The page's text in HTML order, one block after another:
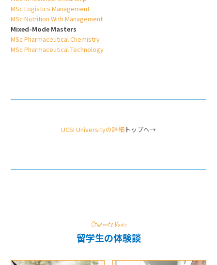
MSc Logistics Management
MSc Nutrition With Management
Mixed-Mode Masters
MSc Pharmaceutical Chemistry
MSc Pharmaceutical Technology
UCSI Universityの詳細 トップへ→
Students Voice
留学生の体験談